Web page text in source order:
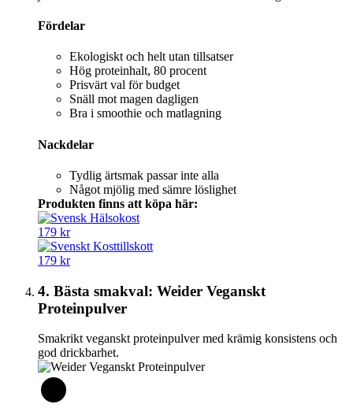
Fördelar
Ekologiskt och helt utan tillsatser
Hög proteinhalt, 80 procent
Prisvärt val för budget
Snäll mot magen dagligen
Bra i smoothie och matlagning
Nackdelar
Tydlig ärtsmak passar inte alla
Något mjölig med sämre löslighet
Produkten finns att köpa här:
179 kr
179 kr
4. Bästa smakval: Weider Veganskt
Proteinpulver
Smakrikt veganskt proteinpulver med krämig konsistens och
god drickbarhet.